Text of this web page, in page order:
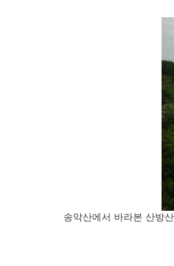
송악산에서 바라본 산방